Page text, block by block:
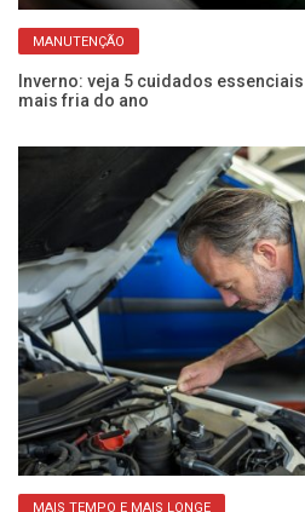
MANUTENÇÃO
Inverno: veja 5 cuidados
mais fria do ano
MAIS TEMPO E MAIS LONGE